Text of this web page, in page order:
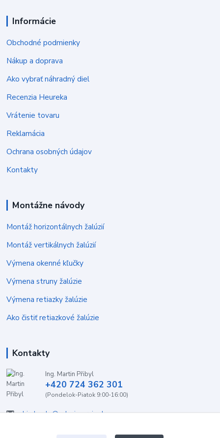
Informácie
Obchodné podmienky
Nákup a doprava
Ako vybrať náhradný diel
Recenzia Heureka
Vrátenie tovaru
Reklamácia
Ochrana osobných údajov
Kontakty
Montážne návody
Montáž horizontálnych žalúzií
Montáž vertikálnych žalúzií
Výmena okenné kľučky
Výmena struny žalúzie
Výmena retiazky žalúzie
Ako čistiť retiazkové žalúzie
Kontakty
Ing. Martin Přibyl
+420 724 362 301
(Pondelok-Piatok 9:00-16:00)
objednavky@zaluzieservis.sk